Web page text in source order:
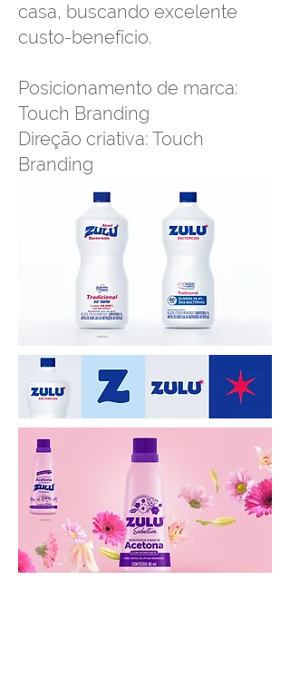
casa, buscando excelente
custo-benefício.
Posicionamento de marca:
Touch Branding
Direção criativa: Touch
Branding
anterior
anterior